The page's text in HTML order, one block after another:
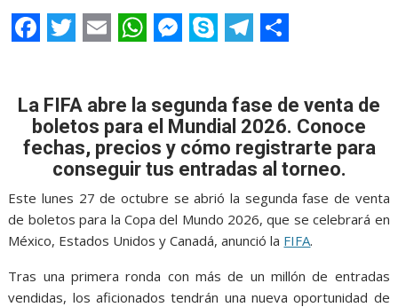
c
e
o
o
k
i
t
t
e
r
a
i
l
a
t
s
A
p
p
s
s
e
n
g
e
r
y
p
e
l
e
g
r
a
m
a
r
e
La FIFA abre la segunda fase de venta de
boletos para el Mundial 2026. Conoce
fechas, precios y cómo registrarte para
conseguir tus entradas al torneo.
Este lunes 27 de octubre se abrió la segunda fase de venta
de boletos para la Copa del Mundo 2026, que se celebrará en
México, Estados Unidos y Canadá, anunció la FIFA.
Tras una primera ronda con más de un millón de entradas
vendidas, los aficionados tendrán una nueva oportunidad de